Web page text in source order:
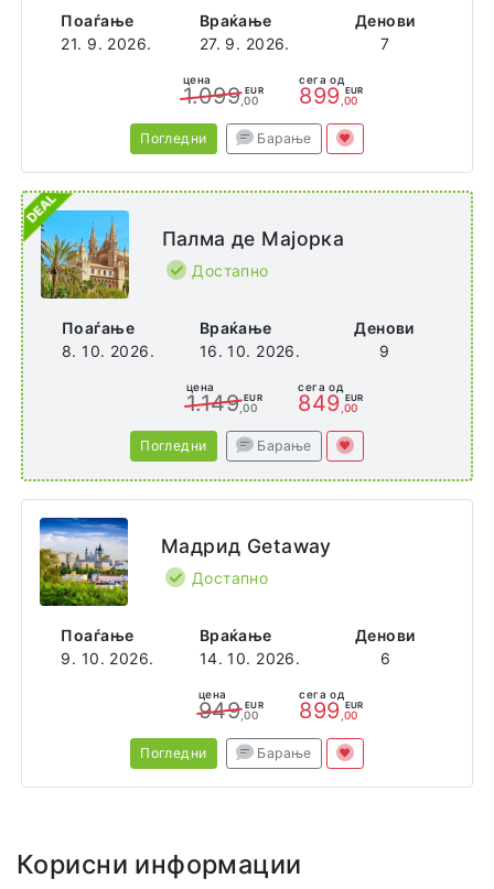
Поаѓање
21. 9. 2026.
Враќање
27. 9. 2026.
Денови
7
цена
1.099 EUR
,00
сега од
899 EUR
,00
Погледни Барање
Поаѓање
8. 10. 2026.
Враќање
16. 10. 2026.
Денови
9
Палма де Мајорка
Достапно
цена
1.149 EUR
,00
сега од
849 EUR
,00
Погледни Барање
Поаѓање
9. 10. 2026.
Враќање
14. 10. 2026.
Денови
6
Мадрид Getaway
Достапно
цена
949 EUR
,00
сега од
899 EUR
,00
Погледни Барање
Корисни информации